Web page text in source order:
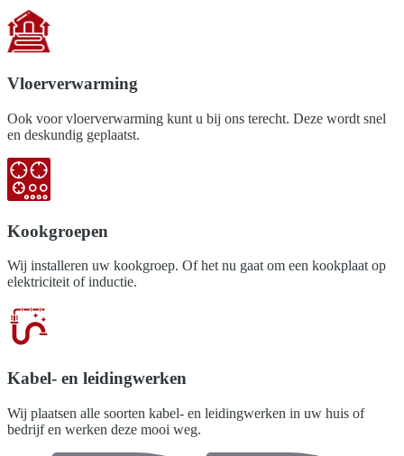
Vloerverwarming
Ook voor vloerverwarming kunt u bij ons terecht. Deze wordt snel
en deskundig geplaatst.
Kookgroepen
Wij installeren uw kookgroep. Of het nu gaat om een kookplaat op
elektriciteit of inductie.
Kabel- en leidingwerken
Wij plaatsen alle soorten kabel- en leidingwerken in uw huis of
bedrijf en werken deze mooi weg.